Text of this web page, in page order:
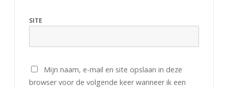
SITE
Mijn naam, e-mail en site opslaan in deze
browser voor de volgende keer wanneer ik een